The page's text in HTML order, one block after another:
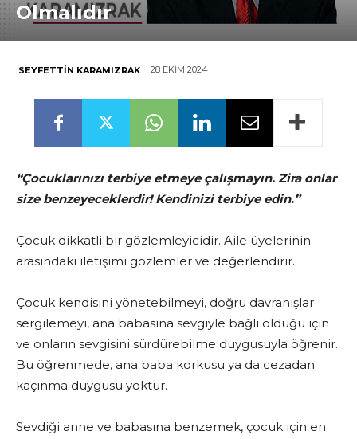
Olmalıdır
SEYFETTIN KARAMIZRAK 28 EKIM 2024
“Çocuklarınızı terbiye etmeye çalışmayın. Zira onlar
size benzeyeceklerdir! Kendinizi terbiye edin.”
Çocuk dikkatli bir gözlemleyicidir. Aile üyelerinin
arasındaki iletişimi gözlemler ve değerlendirir.
Çocuk kendisini yönetebilmeyi, doğru davranışlar
sergilemeyi, ana babasına sevgiyle bağlı olduğu için
ve onların sevgisini sürdürebilme duygusuyla öğrenir.
Bu öğrenmede, ana baba korkusu ya da ceza­dan
kaçınma duygusu yoktur.
Sevdiği anne ve babasına benzemek, çocuk için en